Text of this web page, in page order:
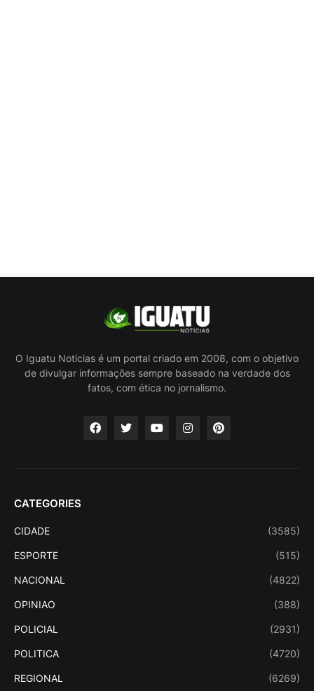
O Iguatu Noticias é um portal criado em 2008, com o objetivo
de divulgar informações sempre baseado na verdade dos
fatos, com ética no jornalismo.
CATEGORIES
CIDADE (3585)
ESPORTE (515)
NACIONAL (4822)
OPINIAO (388)
POLICIAL (2931)
POLITICA (4720)
REGIONAL (6269)